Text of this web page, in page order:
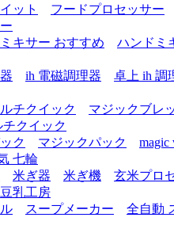
ット
フードプロセッサー
キサー おすすめ
ハンドミ
ih 電磁調理器
卓上 ih 調
チクイック
マジックブレ
チクイック
ク マジックパック
magic
七輪
米ぎ器 米ぎ機
玄米プロ
豆乳工房
スープメーカー 全自動